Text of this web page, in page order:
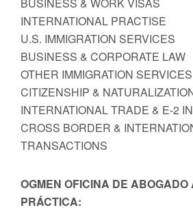
INTERNATIONAL PRACTISE
U.S. IMMIGRATION SERVICES
BUSINESS & CORPORATE LAW
OTHER IMMIGRATION SERVICES
CITIZENSHIP &
INTERNATIONAL TRADE & E-2
CROSS BORDER &
TRANSACTIONS
OGMEN OFICINA DE ABOGADO
PRÁCTICA: